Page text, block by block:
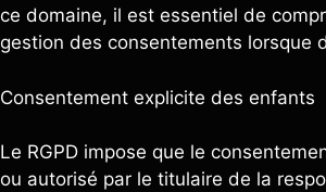
ce domaine, il est essentiel de
gestion des consentements lorsque
Consentement explicite des enfants
Le RGPD impose que le
ou autorisé par le titulaire de la